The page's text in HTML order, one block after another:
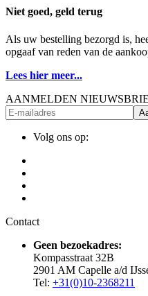
Niet goed, geld terug
Als uw bestelling bezorgd is,
opgaaf van reden van de
Lees hier meer...
AANMELDEN
Volg ons op:
Contact
Geen bezoekadres:
Kompasstraat 32B
2901 AM Capelle a/d
Tel: +31(0)10-2368211